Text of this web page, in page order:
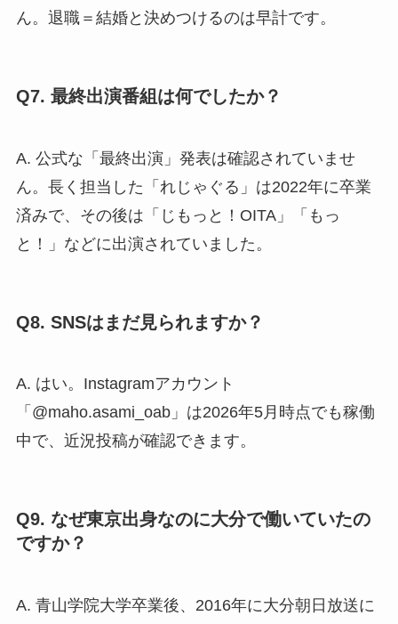
ん。退職＝結婚と決めつけるのは早計です。
Q7. 最終出演番組は何でしたか？
A. 公式な「最終出演」発表は確認されていませ
ん。長く担当した「れじゃぐる」は2022年に卒業
済みで、その後は「じもっと！OITA」「もっ
と！」などに出演されていました。
Q8. SNSはまだ見られますか？
A. はい。Instagramアカウント
「@maho.asami_oab」は2026年5月時点でも稼働
中で、近況投稿が確認できます。
Q9. なぜ東京出身なのに大分で働いていたの
ですか？
A. 青山学院大学卒業後、2016年に大分朝日放送に